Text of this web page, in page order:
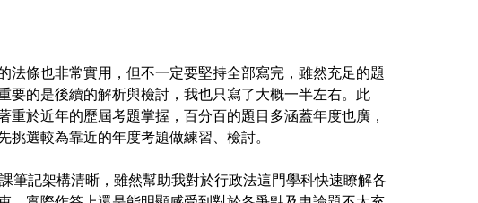
法條也非常實用，但不一定要堅持全部寫完，雖然充足的題
要的是後續的解析與檢討，我也只寫了大概一半左右。此
重於近年的歷屆考題掌握，百分百的題目多涵蓋年度也廣，
挑選較為靠近的年度考題做練習、檢討。
筆記架構清晰，雖然幫助我對於行政法這門學科快速瞭解各